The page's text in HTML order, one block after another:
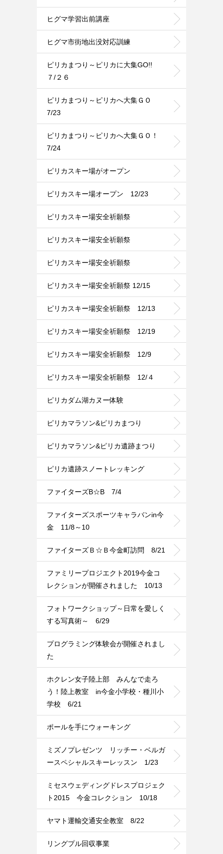
ヒグマ学習出前講座
ヒグマ市街地出没対応訓練
ピリカまつり～ピリカに大集GO!!
７/２６
ピリカまつり～ピリカへ大集ＧＯ
7/23
ピリカまつり～ピリカへ大集ＧＯ！
7/24
ピリカスキー場がオープン
ピリカスキー場オープン 12/23
ピリカスキー場安全祈願祭
ピリカスキー場安全祈願祭
ピリカスキー場安全祈願祭
ピリカスキー場安全祈願祭 12/15
ピリカスキー場安全祈願祭 12/13
ピリカスキー場安全祈願祭 12/19
ピリカスキー場安全祈願祭 12/9
ピリカスキー場安全祈願祭 12/４
ピリカダム湖カヌー体験
ピリカマラソン&ピリカまつり
ピリカマラソン&ピリカ遺跡まつり
ピリカ遺跡スノートレッキング
ファイターズB☆B 7/4
ファイターズスポーツキャラバンin今
金 11/8～10
ファイターズＢ☆Ｂ今金町訪問 8/21
ファミリープロジエクト2019今金コ
レクションが開催されました 10/13
フォトワークショップ～日常を愛しく
する写真術～ 6/29
プログラミング体験会が開催されまし
た
ホクレン女子陸上部 みんなで走ろ
う！陸上教室 in今金小学校・種川小
学校 6/21
ポールを手にウォーキング
ミズノプレゼンツ リッチー・ベルガ
ースペシャルスキーレッスン 1/23
ミセスウェディングドレスプロジェク
ト2015 今金コレクション 10/18
ヤマト運輸交通安全教室 8/22
リングプル回収事業